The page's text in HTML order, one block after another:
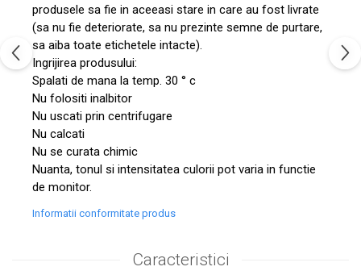
produsele sa fie in aceeasi stare in care au fost livrate
(sa nu fie deteriorate, sa nu prezinte semne de purtare,
sa aiba toate etichetele intacte).
Ingrijirea produsului:
Spalati de mana la temp. 30 ° c
Nu folositi inalbitor
Nu uscati prin centrifugare
Nu calcati
Nu se curata chimic
Nuanta, tonul si intensitatea culorii pot varia in functie
de monitor.
Informatii conformitate produs
Caracteristici